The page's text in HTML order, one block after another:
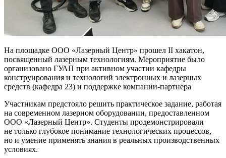
На площадке ООО «Лазерный Центр» прошел II хакатон,
посвященный лазерным технологиям. Мероприятие было
организовано ГУАП при активном участии кафедры
конструирования и технологий электронных и лазерных
средств (кафедра 23) и поддержке компании-партнера
Участникам предстояло решить практическое задание, работая
на современном лазерном оборудовании, предоставленном
ООО «Лазерный Центр». Студенты продемонстрировали
не только глубокое понимание технологических процессов,
но и умение применять знания в реальных производственных
условиях.